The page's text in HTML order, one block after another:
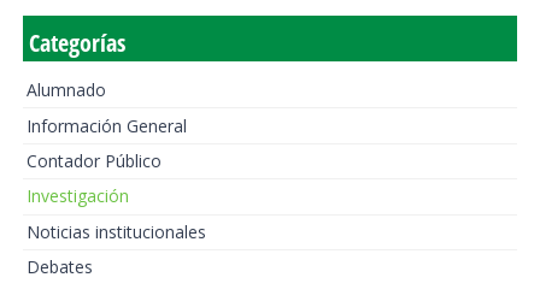
Categorías
Alumnado
Información General
Contador Público
Investigación
Noticias institucionales
Debates